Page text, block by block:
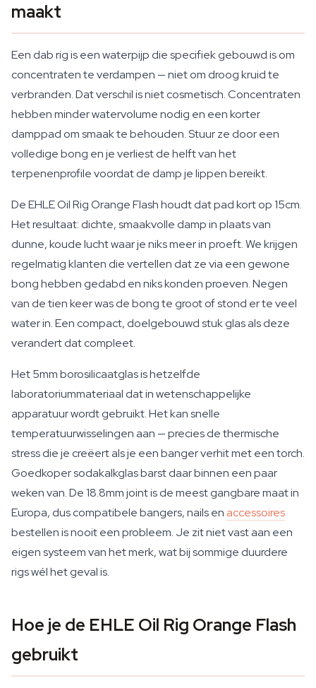
maakt
Een dab rig is een waterpijp die specifiek gebouwd is om
concentraten te verdampen — niet om droog kruid te
verbranden. Dat verschil is niet cosmetisch. Concentraten
hebben minder watervolume nodig en een korter
damppad om smaak te behouden. Stuur ze door een
volledige bong en je verliest de helft van het
terpenenprofile voordat de damp je lippen bereikt.
De EHLE Oil Rig Orange Flash houdt dat pad kort op 15cm.
Het resultaat: dichte, smaakvolle damp in plaats van
dunne, koude lucht waar je niks meer in proeft. We krijgen
regelmatig klanten die vertellen dat ze via een gewone
bong hebben gedabd en niks konden proeven. Negen
van de tien keer was de bong te groot of stond er te veel
water in. Een compact, doelgebouwd stuk glas als deze
verandert dat compleet.
Het 5mm borosilicaatglas is hetzelfde
laboratoriummateriaal dat in wetenschappelijke
apparatuur wordt gebruikt. Het kan snelle
temperatuurwisselingen aan — precies de thermische
stress die je creëert als je een banger verhit met een torch.
Goedkoper sodakalkglas barst daar binnen een paar
weken van. De 18.8mm joint is de meest gangbare maat in
Europa, dus compatibele bangers, nails en accessoires
bestellen is nooit een probleem. Je zit niet vast aan een
eigen systeem van het merk, wat bij sommige duurdere
rigs wél het geval is.
Hoe je de EHLE Oil Rig Orange Flash
gebruikt